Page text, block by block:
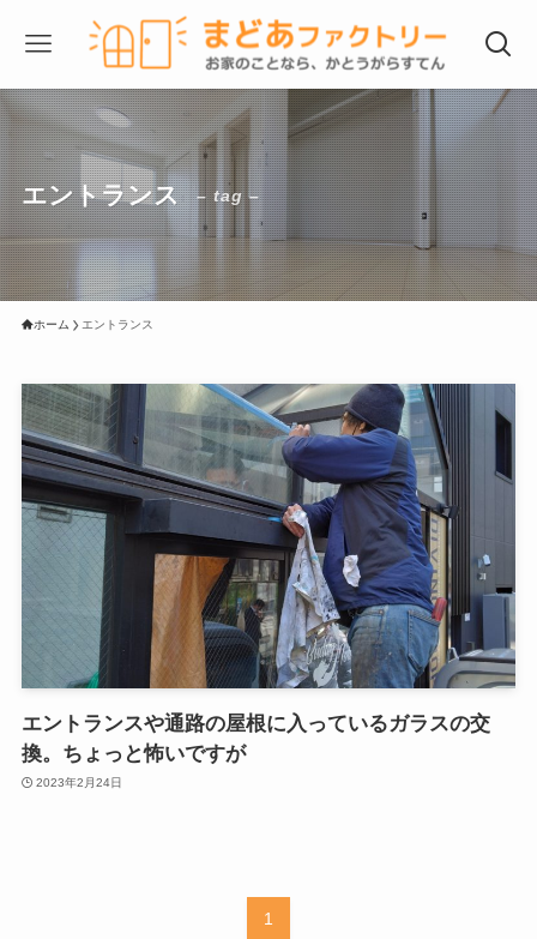
エントランス – tag –
ホーム エントランス
エントランスや通路の屋根に入っているガラスの交
換。ちょっと怖いですが
2023年2月24日
1